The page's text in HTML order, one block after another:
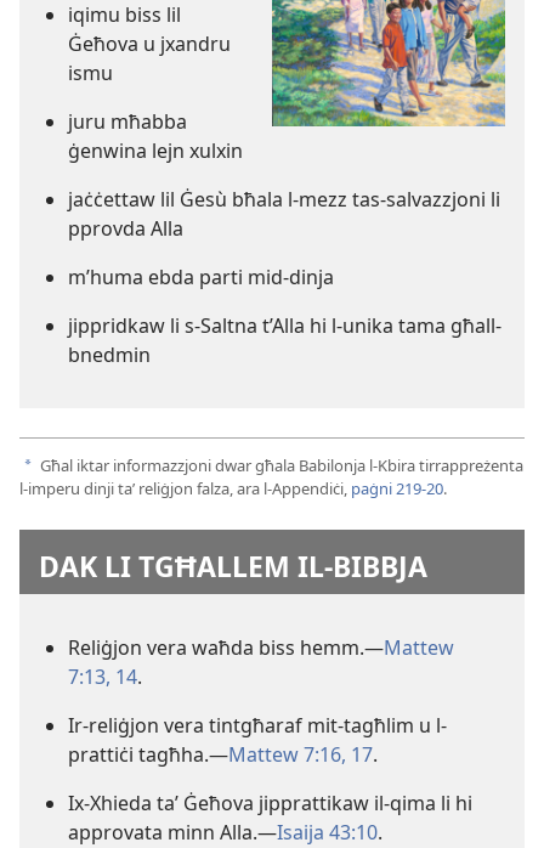
iqimu biss lil
Ġeħova u jxandru
ismu
juru mħabba
ġenwina lejn xulxin
jaċċettaw lil Ġesù bħala l-mezz tas-salvazzjoni li
pprovda Alla
m’huma ebda parti mid-dinja
jippridkaw li s-Saltna t’Alla hi l-unika tama għall-
bnedmin
a Għal iktar informazzjoni dwar għala Babilonja l-Kbira tirrappreżenta
l-imperu dinji taʼ reliġjon falza, ara l-Appendiċi, paġni 219-20.
DAK LI TGĦALLEM IL-BIBBJA
Reliġjon vera waħda biss hemm.—Mattew
7:13, 14.
Ir-reliġjon vera tintgħaraf mit-tagħlim u l-
prattiċi tagħha.—Mattew 7:16, 17.
Ix-Xhieda taʼ Ġeħova jipprattikaw il-qima li hi
approvata minn Alla.—Isaija 43:10.